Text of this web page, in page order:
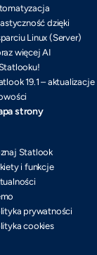
dzięki
Linux (Server)
więcej AI
19.1 – aktualizacje
strony
Statlook
i funkcje
prywatności
cookies